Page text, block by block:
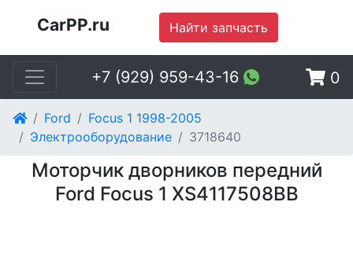
CarPP.ru Найти запчасть
+7 (929) 959-43-16 0
Ford
Focus 1 1998-2005
Электрооборудование
3718640
Моторчик дворников передний
Ford Focus 1 XS4117508BB